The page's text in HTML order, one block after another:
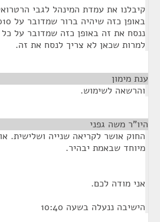
קיבלנו את עמדת המינהל לגבי
ננסח את זה באופן כזה שמדובר על כל
למרות שכאן לא צריך לנסח את זה.
ענת מימון
והרשאה לשימוש.
היו"ר משה גפני
החוק אושר לקריאה שנייה ושלישית.
מיוחד שבאמת יבהיר.
אני מודה לכם.
הישיבה ננעלה בשעה 10:40